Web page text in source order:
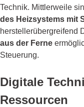
Technik. Mittlerweile
des Heizsystems mit
herstellerübergreifend
aus der Ferne
Steuerung.
Digitale
Ressourcen